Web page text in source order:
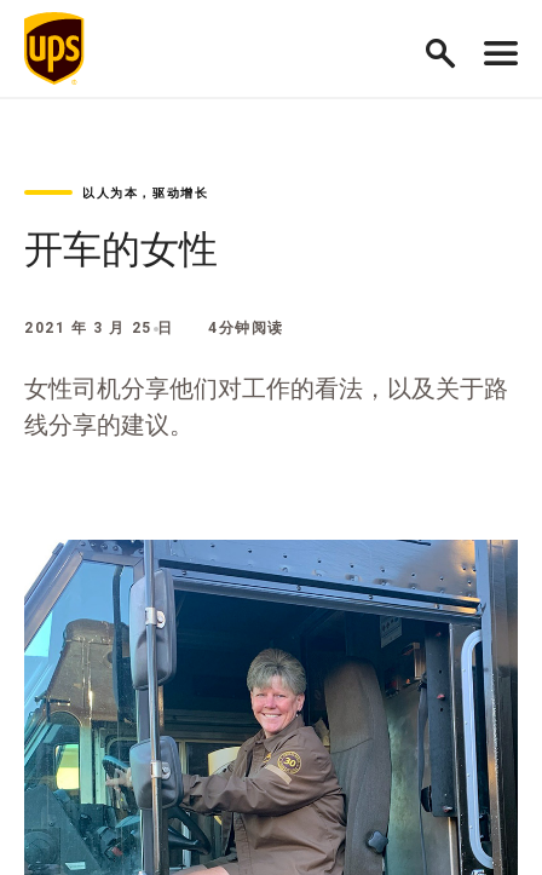
以人为本，驱动增长
开车的女性
2021 年 3 月 25 日 4分钟阅读
女性司机分享他们对工作的看法，以及关于路
线分享的建议。